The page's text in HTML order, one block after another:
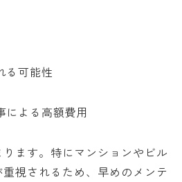
る可能性
による高額費用
ます。特にマンションやビル
重視されるため、早めのメンテ